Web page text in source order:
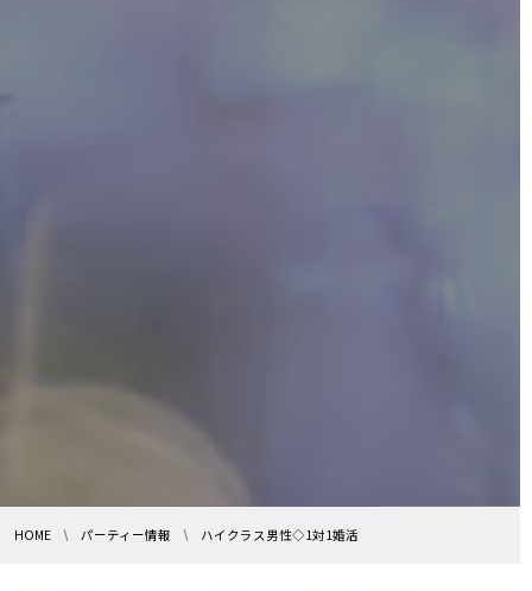
HOME パーティー情報 ハイクラス男性◇1対1婚活